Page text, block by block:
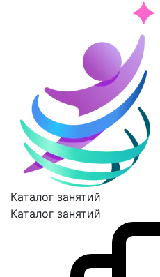
Каталог занятий
Каталог занятий